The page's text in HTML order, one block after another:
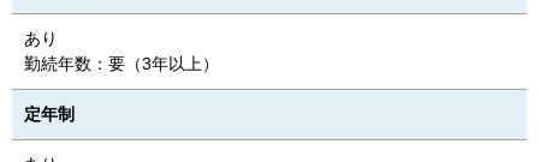
あり
勤続年数：要（3年以上）
定年制